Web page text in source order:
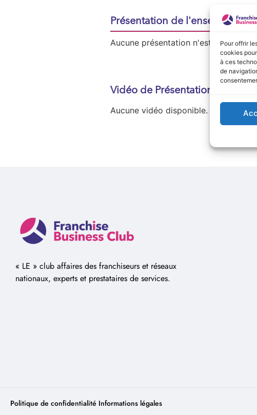
Pour offrir
cookies
à ces
de
Présentation de l'enseigne :
Aucune présentation n'est disponible
Vidéo de Présentation
Aucune vidéo disponible.
« LE » club affaires des franchiseurs et réseaux
nationaux, experts et prestataires de services.
Politique de confidentialité Informations légales